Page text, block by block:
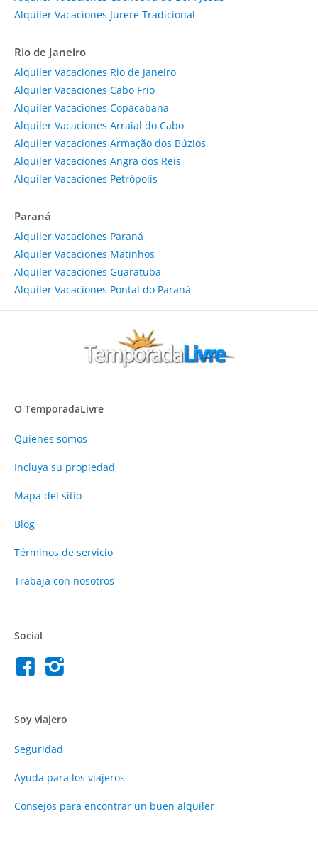
Alquiler Vacaciones Jurere Tradicional
Rio de Janeiro
Alquiler Vacaciones Rio de Janeiro
Alquiler Vacaciones Cabo Frio
Alquiler Vacaciones Copacabana
Alquiler Vacaciones Arraial do Cabo
Alquiler Vacaciones Armação dos Búzios
Alquiler Vacaciones Angra dos Reis
Alquiler Vacaciones Petrópolis
Paraná
Alquiler Vacaciones Paraná
Alquiler Vacaciones Matinhos
Alquiler Vacaciones Guaratuba
Alquiler Vacaciones Pontal do Paraná
O TemporadaLivre
Quienes somos
Incluya su propiedad
Mapa del sitio
Blog
Términos de servicio
Trabaja con nosotros
Social
Soy viajero
Seguridad
Ayuda para los viajeros
Consejos para encontrar un buen alquiler